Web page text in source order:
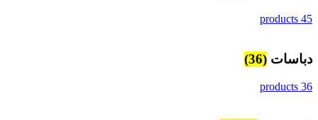
45 products
دباسات (36)
36 products